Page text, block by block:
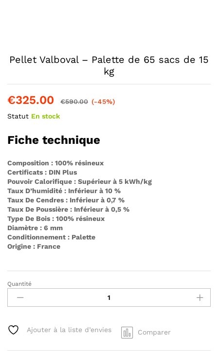
Pellet Valboval – Palette de 65 sacs de 15
kg
€325.00 €590.00 (-45%)
Statut En stock
Fiche technique
Composition : 100% résineux
Certificats : DIN Plus
Pouvoir Calorifique : Supérieur à 5 kWh/kg
Taux D’humidité : Inférieur à 10 %
Taux De Cendres : Inférieur à 0,7 %
Taux De Poussière : Inférieur à 0,5 %
Type De Bois : 100% résineux
Diamètre : 6 mm
Conditionnement : Palette
Origine : France
Pellet
Valboval
-
de
sacs
Quantité
Ajouter à la liste d’envies Comparer